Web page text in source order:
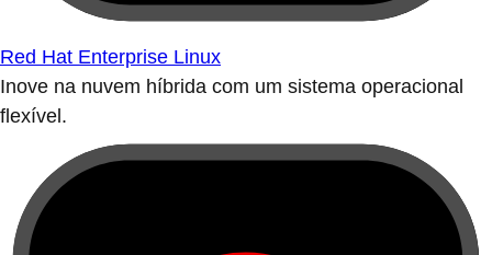
Red Hat Enterprise Linux
Inove na nuvem híbrida com um sistema operacional
flexível.